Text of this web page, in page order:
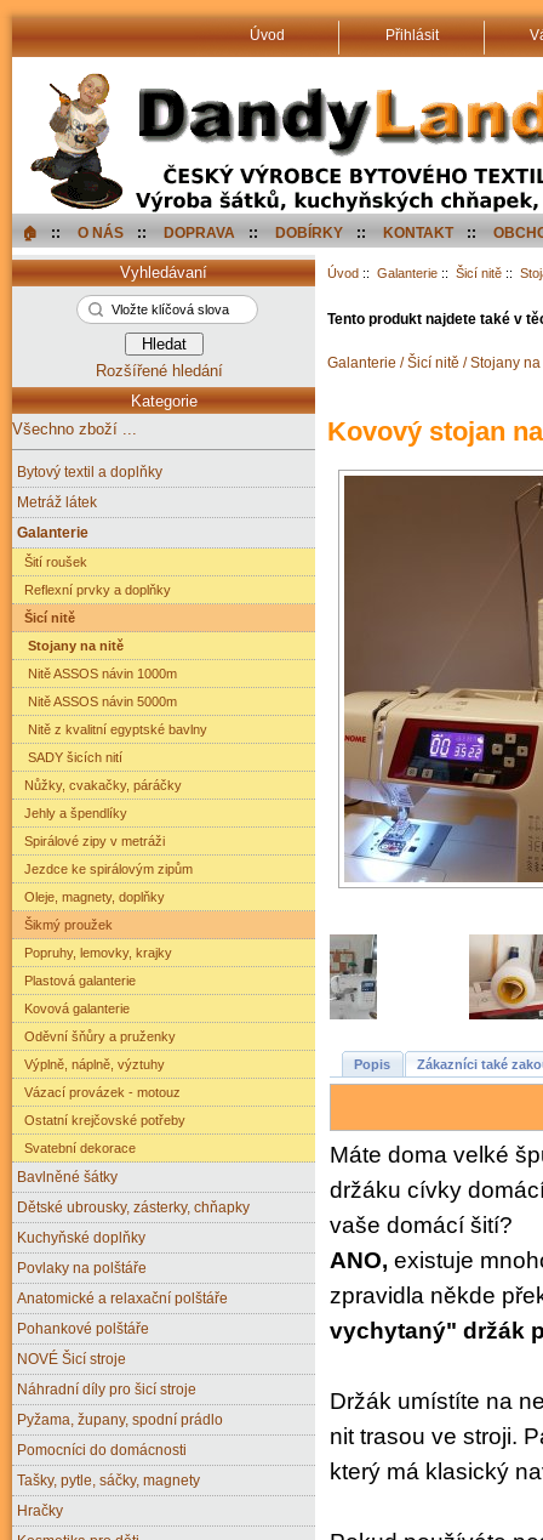
Úvod Přihlásit
🏠︎ :: O NÁS :: DOPRAVA :: DOBÍRKY :: KONTAKT ::
Úvod :: Galanterie :: Šicí nitě ::
Tento produkt najdete také v
Galanterie / Šicí nitě / Stojany
Kovový stojan
Popis Zákazníci také
Máte doma velké
držáku cívky
vaše domácí šití?
ANO, existuje
zpravidla někde
vychytaný" držák
Držák umístíte na
nit trasou ve stroji.
který má klasický
Vyhledávaní
Rozšířené hledání
Kategorie
Všechno zboží ...
Bytový textil a doplňky
Metráž látek
Galanterie
Šití roušek
Reflexní prvky a doplňky
Šicí nitě
Stojany na nitě
Nitě ASSOS návin 1000m
Nitě ASSOS návin 5000m
Nitě z kvalitní egyptské bavlny
SADY šicích nití
Nůžky, cvakačky, páráčky
Jehly a špendlíky
Spirálové zipy v metráži
Jezdce ke spirálovým zipům
Oleje, magnety, doplňky
Šikmý proužek
Popruhy, lemovky, krajky
Plastová galanterie
Kovová galanterie
Oděvní šňůry a pruženky
Výplně, náplně, výztuhy
Vázací provázek - motouz
Ostatní krejčovské potřeby
Svatební dekorace
Bavlněné šátky
Dětské ubrousky, zásterky, chňapky
Kuchyňské doplňky
Povlaky na polštáře
Anatomické a relaxační polštáře
Pohankové polštáře
NOVÉ Šicí stroje
Náhradní díly pro šicí stroje
Pyžama, župany, spodní prádlo
Pomocníci do domácnosti
Tašky, pytle, sáčky, magnety
Hračky